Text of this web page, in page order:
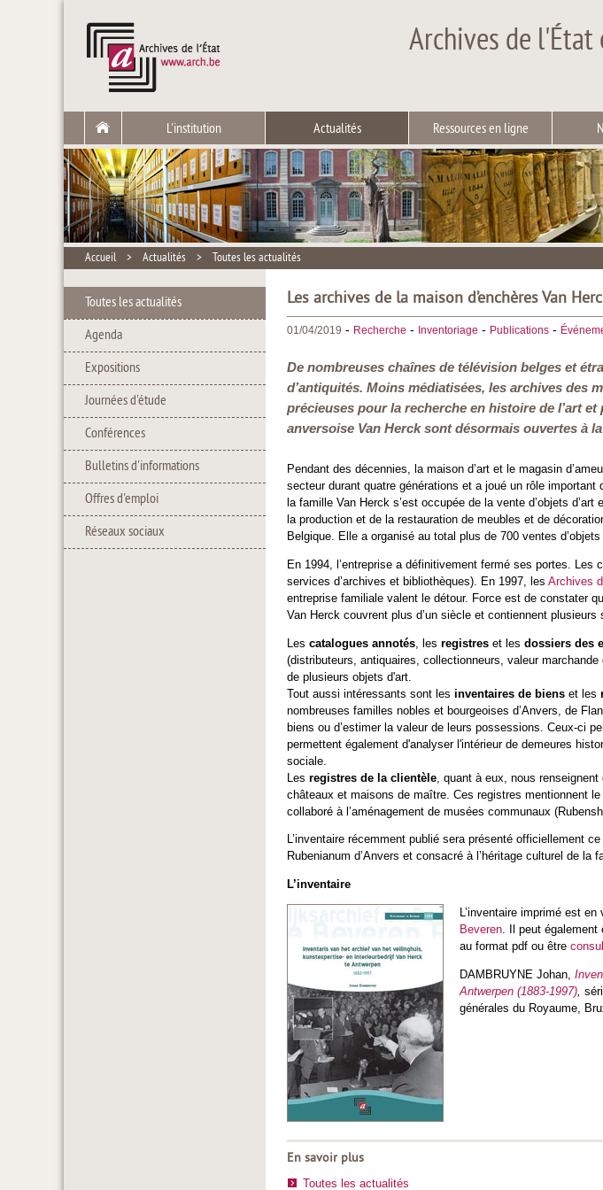
Archives de l'État
L'institution Actualités Ressources en ligne
Accueil > Actualités > Toutes les actualités
Toutes les actualités
Agenda
Expositions
Journées d'étude
Conférences
Bulletins d'informations
Offres d'emploi
Réseaux sociaux
Les archives de la maison d’enchères Van
01/04/2019 - Recherche - Inventoriage - Publications -
De nombreuses chaînes de télévision belges et
d’antiquités. Moins médiatisées, les archives des
précieuses pour la recherche en histoire de l’art et
anversoise Van Herck sont désormais ouvertes à
Pendant des décennies, la maison d’art et le magasin
secteur durant quatre générations et a joué un rôle
la famille Van Herck s’est occupée de la vente d’objets
la production et de la restauration de meubles et de
Belgique. Elle a organisé au total plus de 700 ventes
En 1994, l’entreprise a définitivement fermé ses portes.
services d’archives et bibliothèques). En 1997, les Archives
entreprise familiale valent le détour. Force est de constater
Van Herck couvrent plus d’un siècle et contiennent
Les catalogues annotés , les registres et les dossiers des
(distributeurs, antiquaires, collectionneurs, valeur
de plusieurs objets d'art.
Tout aussi intéressants sont les inventaires de biens et les
nombreuses familles nobles et bourgeoises d’Anvers, de
biens ou d’estimer la valeur de leurs possessions. Ceux-ci
permettent également d'analyser l'intérieur de demeures
sociale.
Les registres de la clientèle , quant à eux, nous
châteaux et maisons de maître. Ces registres mentionnent
collaboré à l’aménagement de musées communaux
L’inventaire récemment publié sera présenté officiellement
Rubenianum d’Anvers et consacré à l’héritage culturel de la
L’inventaire
L’inventaire imprimé est
Beveren . Il peut
au format pdf ou être
DAMBRUYNE Johan,
Antwerpen (1883-1997) ,
générales du Royaume,
En savoir plus
Toutes les actualités